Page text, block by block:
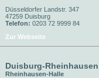
Düsseldorfer Landstr. 347
47259 Duisburg
Telefon: 0203 72 9999 84
Zur Webseite
Duisburg-Rheinhausen
Rheinhausen-Halle